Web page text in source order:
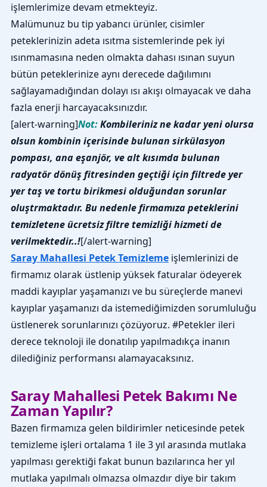
işlemlerimize devam etmekteyiz.
Malümunuz bu tip yabancı ürünler, cisimler
peteklerinizin adeta ısıtma sistemlerinde pek iyi
ısınmamasına neden olmakta dahası ısınan suyun
bütün peteklerinize aynı derecede dağılımını
sağlayamadığından dolayı ısı akışı olmayacak ve daha
fazla enerji harcayacaksınızdır.
[alert-warning]Not:Kombileriniz ne kadar yeni olursa
olsun kombinin içerisinde bulunan sirkülasyon
pompası, ana eşanjör, ve alt kısımda bulunan
radyatör dönüş fitresinden geçtiği için filtrede yer
yer taş ve tortu birikmesi olduğundan sorunlar
oluştrmaktadır. Bu nedenle firmamıza peteklerini
temizletene ücretsiz filtre temizliği hizmeti de
verilmektedir..![/alert-warning]
Saray Mahallesi Petek Temizlemeişlemlerinizi de
firmamız olarak üstlenip yüksek faturalar ödeyerek
maddi kayıplar yaşamanızı ve bu süreçlerde manevi
kayıplar yaşamanızı da istemediğimizden sorumluluğu
üstlenerek sorunlarınızı çözüyoruz. #Petekler ileri
derece teknoloji ile donatılıp yapılmadıkça inanın
dilediğiniz performansı alamayacaksınız.
Saray Mahallesi Petek Bakımı Ne
Zaman Yapılır?
Bazen firmamıza gelen bildirimler neticesinde petek
temizleme işleri ortalama 1 ile 3 yıl arasında mutlaka
yapılması gerektiği fakat bunun bazılarınca her yıl
mutlaka yapılmalı olmazsa olmazdır diye bir takım